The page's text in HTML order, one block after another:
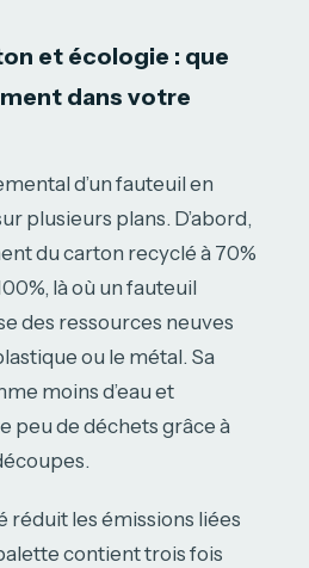
et écologie : que
dans votre
d’un fauteuil en
plusieurs plans. D’abord,
du carton recyclé à 70%
là où un fauteuil
des ressources neuves
ou le métal. Sa
moins d’eau et
peu de déchets grâce à
réduit les émissions liées
contient trois fois